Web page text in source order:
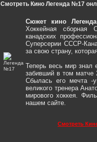
Смотреть Кино Легенда №17
Сюжет кино
Хоккейная
канадских
Суперсерии СССР-
за свою страну,
Теперь весь мир знал
забивший в том матче
Сбылась его мечта -
великого тренера
мирового хоккея.
нашем сайте.
Смотреть